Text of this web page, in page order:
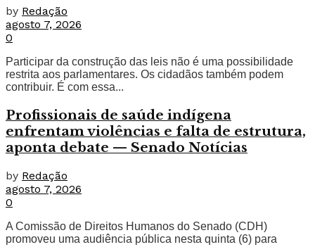
by Redação
agosto 7, 2026
0
Participar da construção das leis não é uma possibilidade
restrita aos parlamentares. Os cidadãos também podem
contribuir. É com essa...
Profissionais de saúde indígena
enfrentam violências e falta de estrutura,
aponta debate — Senado Notícias
by Redação
agosto 7, 2026
0
A Comissão de Direitos Humanos do Senado (CDH)
promoveu uma audiência pública nesta quinta (6) para